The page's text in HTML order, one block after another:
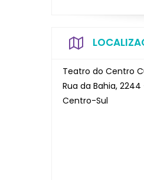
Teatro do Centro
Rua da Bahia,
Centro-Sul